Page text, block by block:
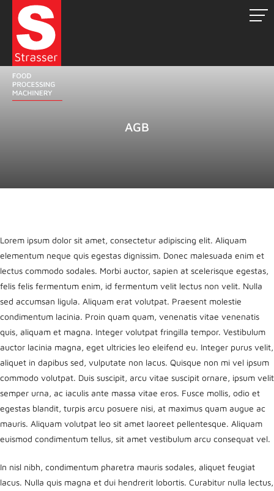
Zum
Inhalt
springen
AGB
Lorem ipsum dolor sit amet, consectetur adipiscing elit. Aliquam
elementum neque quis egestas dignissim. Donec malesuada enim et
lectus commodo sodales. Morbi auctor, sapien at scelerisque egestas,
felis felis fermentum enim, id fermentum velit lectus non velit. Nulla
sed accumsan ligula. Aliquam erat volutpat. Praesent molestie
condimentum lacinia. Proin quam quam, venenatis vitae venenatis
quis, aliquam et magna. Integer volutpat fringilla tempor. Vestibulum
auctor lacinia magna, eget ultricies leo eleifend eu. Integer purus velit,
aliquet in dapibus sed, vulputate non lacus. Quisque non mi vel ipsum
commodo volutpat. Duis suscipit, arcu vitae suscipit ornare, ipsum velit
semper urna, ac iaculis ante massa vitae eros. Fusce mollis, odio et
egestas blandit, turpis arcu posuere nisi, at maximus quam augue ac
mauris. Aliquam volutpat leo sit amet laoreet pellentesque. Aliquam
euismod condimentum tellus, sit amet vestibulum arcu consequat vel.
In nisl nibh, condimentum pharetra mauris sodales, aliquet feugiat
lacus. Nulla quis magna et dui hendrerit lobortis. Curabitur nulla lectus,